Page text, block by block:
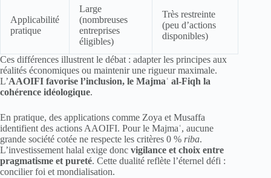
Applicabilité
pratique
Large
(nombreuses
entreprises
éligibles)
Très restreinte
(peu d’actions
disponibles)
Ces différences illustrent le débat : adapter les principes aux
réalités économiques ou maintenir une rigueur maximale.
L’AAOIFI favorise l’inclusion, le Majmaʿ al-Fiqh la
cohérence idéologique.
En pratique, des applications comme Zoya et Musaffa
identifient des actions AAOIFI. Pour le Majmaʿ, aucune
grande société cotée ne respecte les critères 0 % riba.
L’investissement halal exige donc vigilance et choix entre
pragmatisme et pureté. Cette dualité reflète l’éternel défi :
concilier foi et mondialisation.